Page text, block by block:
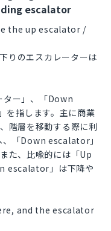
escalator
the up escalator /
りのエスカレーターは
ター」、「Down
を指します。主に商業
階層を移動する際に利
「Down escalator」
た、比喩的には「Up
escalator」は下降や
and the escalator